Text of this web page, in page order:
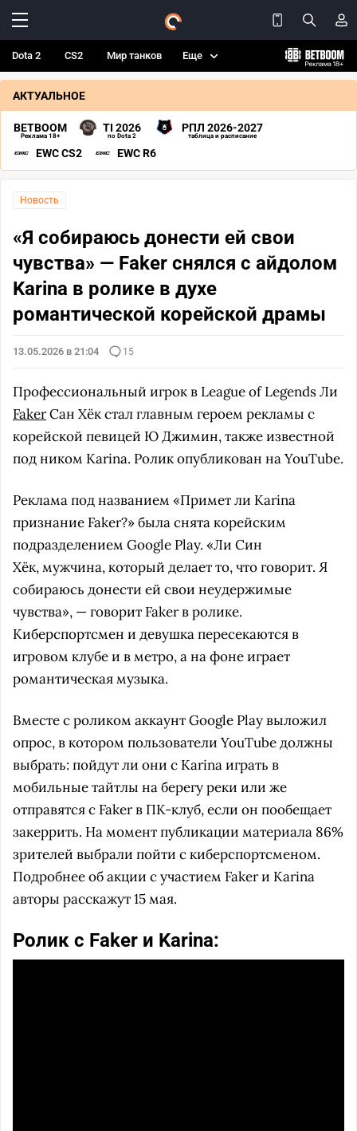
Dota 2 CS2 Мир танков Еще
АКТУАЛЬНОЕ
BETBOOM
Реклама 18+
TI 2026
по Dota 2
РПЛ 2026-2027
таблица и расписание
EWC CS2 EWC R6
Новость
«Я собираюсь донести ей свои
чувства» — Faker снялся с айдолом
Karina в ролике в духе
романтической корейской драмы
13.05.2026 в 21:04 15
Профессиональный игрок в League of Legends Ли
FakerСан Хёк стал главным героем рекламы с
корейской певицей Ю Джимин, также известной
под ником Karina. Ролик опубликован на YouTube.
Реклама под названием «Примет ли Karina
признание Faker?» была снята корейским
подразделением Google Play. «Ли Син
Хёк, мужчина, который делает то, что говорит. Я
собираюсь донести ей свои неудержимые
чувства», — говорит Faker в ролике.
Киберспортсмен и девушка пересекаются в
игровом клубе и в метро, а на фоне играет
романтическая музыка.
Вместе с роликом аккаунт Google Play выложил
опрос, в котором пользователи YouTube должны
выбрать: пойдут ли они с Karina играть в
мобильные тайтлы на берегу реки или же
отправятся с Faker в ПК-клуб, если он пообещает
закеррить. На момент публикации материала 86%
зрителей выбрали пойти с киберспортсменом.
Подробнее об акции с участием Faker и Karina
авторы расскажут 15 мая.
Ролик с Faker и Karina: